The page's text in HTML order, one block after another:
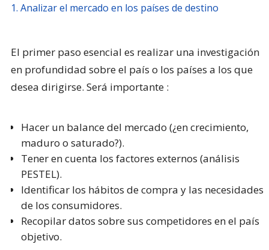
1. Analizar el mercado en los países de destino
El primer paso esencial es realizar una investigación
en profundidad sobre el país o los países a los que
desea dirigirse. Será importante :
Hacer un balance del mercado (¿en crecimiento,
maduro o saturado?).
Tener en cuenta los factores externos (análisis
PESTEL).
Identificar los hábitos de compra y las necesidades
de los consumidores.
Recopilar datos sobre sus competidores en el país
objetivo.